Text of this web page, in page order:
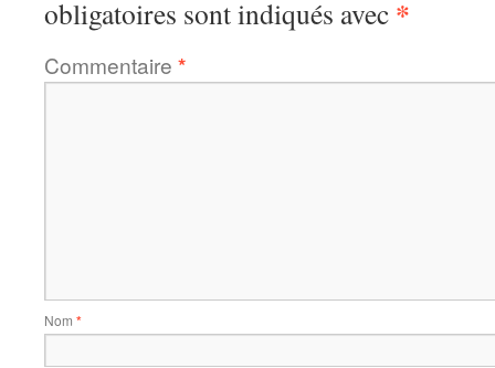
obligatoires sont indiqués avec *
Commentaire *
Nom *